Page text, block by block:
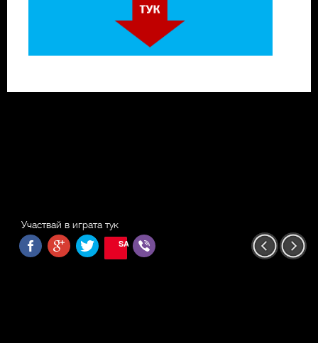
Участвай в играта тук
SAVE